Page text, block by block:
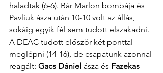
haladtak (6-6). Bár Marlon bombája és
Pavliuk ásza után 10-10 volt az állás,
sokáig egyik fél sem tudott elszakadni.
A DEAC tudott először két ponttal
meglépni (14-16), de csapatunk azonnal
reagált: Gacs Dániel ásza és Fazekas